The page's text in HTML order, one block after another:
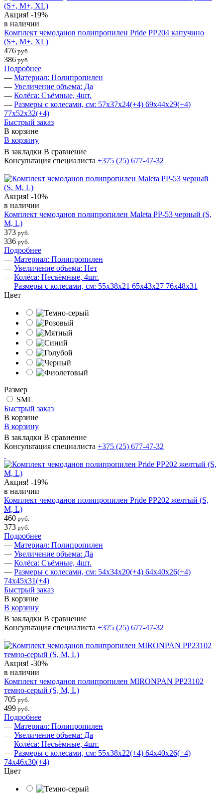
Акция! -19%
в наличии
Комплект чемоданов полипропилен Pride PP204 капучино
(S+, M+, ХL)
476 руб.
386 руб.
Подробнее
— Материал: Полипропилен
— Увеличение объема: Да
— Колёса: Съёмные, 4шт.
— Размеры с колесами, см: 57х37х24(+4) 69х44х29(+4)
77х52х32(+4)
Быстрый заказ
В корзине
В корзину
В закладки В сравнение
Консультация специалиста +375 (25) 677-47-32
Акция! -10%
в наличии
Комплект чемоданов полипропилен Maleta PP-53 черный (S,
M, L)
373 руб.
336 руб.
Подробнее
— Материал: Полипропилен
— Увеличение объема: Нет
— Колёса: Несъёмные, 4шт.
— Размеры с колесами, см: 55х38х21 65х43х27 76х48х31
Цвет
Размер
SML
Быстрый заказ
В корзине
В корзину
В закладки В сравнение
Консультация специалиста +375 (25) 677-47-32
Акция! -19%
в наличии
Комплект чемоданов полипропилен Pride PP202 желтый (S,
M, L)
460 руб.
373 руб.
Подробнее
— Материал: Полипропилен
— Увеличение объема: Да
— Колёса: Съёмные, 4шт.
— Размеры с колесами, см: 54х34х20(+4) 64х40х26(+4)
74х45х31(+4)
Быстрый заказ
В корзине
В корзину
В закладки В сравнение
Консультация специалиста +375 (25) 677-47-32
Акция! -30%
в наличии
Комплект чемоданов полипропилен MIRONPAN PP23102
темно-серый (S, M, L)
705 руб.
499 руб.
Подробнее
— Материал: Полипропилен
— Увеличение объема: Да
— Колёса: Несъёмные, 4шт.
— Размеры с колесами, см: 55х38х22(+4) 64х40х26(+4)
74х46х30(+4)
Цвет